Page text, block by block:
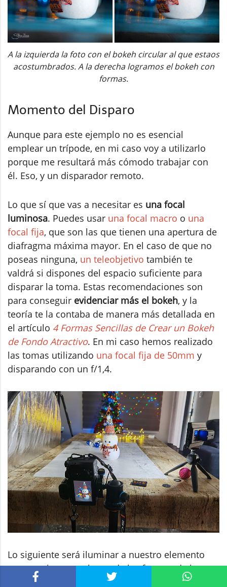
A la izquierda la foto con el bokeh circular al que estaos
acostumbrados. A la derecha logramos el bokeh con
formas.
Momento del Disparo
Aunque para este ejemplo no es esencial
emplear un trípode, en mi caso voy a utilizarlo
porque me resultará más cómodo trabajar con
él. Eso, y un disparador remoto.
Lo que sí que vas a necesitar es una focal
luminosa. Puedes usar una focal macro o una
focal fija, que son las que tienen una apertura de
diafragma máxima mayor. En el caso de que no
poseas ninguna, un teleobjetivo también te
valdrá si dispones del espacio suficiente para
disparar la toma. Estas recomendaciones son
para conseguir evidenciar más el bokeh, y la
teoría te la contaba de manera más detallada en
el artículo 4 Formas Sencillas de Crear un Bokeh
de Fondo Atractivo. En mi caso hemos realizado
las tomas utilizando una focal fija de 50mm y
disparando con un f/1,4.
Lo siguiente será iluminar a nuestro elemento
protagonista con alguna de las fuentes de luz
que hemos nombrado, que en mi cao será una